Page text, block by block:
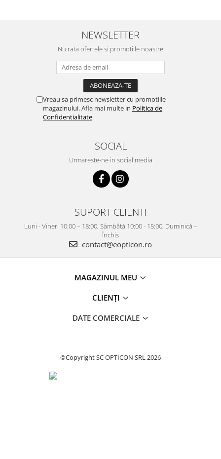
NEWSLETTER
Nu rata ofertele si promotiile noastre
Vreau sa primesc newsletter cu promotiile
magazinului. Afla mai multe in Politica de
Confidentialitate
SOCIAL
Urmareste-ne in social media
SUPORT CLIENTI
Luni - Vineri 10:00 – 18:00; Sâmbătă 10:00 - 15:00, Duminică –
Închis
contact@eopticon.ro
MAGAZINUL MEU
CLIENȚI
DATE COMERCIALE
©Copyright SC OPTICON SRL 2026